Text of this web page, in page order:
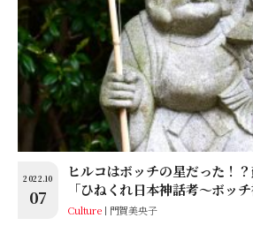
2022.10
07
ヒルコはボッチの星だった！
「ひねくれ日本神話考〜ボッ
Culture 門賀美央子